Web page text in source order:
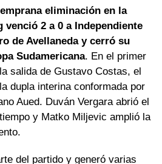
eliminación en la
venció 2 a 0 a Independiente
de Avellaneda y cerró su
Sudamericana. En el primer
salida de Gustavo Costas, el
dupla interina conformada por
Aued. Duván Vergara abrió el
y Matko Miljevic amplió la
del partido y generó varias